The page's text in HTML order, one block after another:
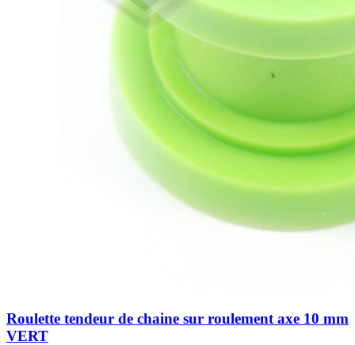
Roulette tendeur de chaine sur roulement axe 10 mm
VERT